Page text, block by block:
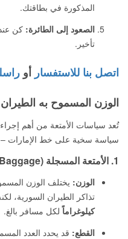
المذكورة في بطاقتك.
الصعود إلى الطائرة: كن
تأخير.
اتصل بنا للاستفسار أو
الوزن المسموح به
تُعد سياسات الأمتعة من أهم
سياسة سخية على خط الإمارات
1. الأمتعة المسجلة (Checked Baggage)
الوزن: يختلف الوزن
تذاكر الطيران السورية،
كيلوغراماًلكل مسافر بالغ.
القطع: قد يحدد العدد